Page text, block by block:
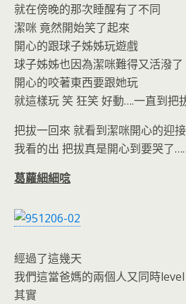
就在傍晚的那次睡醒有了不同
潔咪 竟然開始笑了起來
開心的跟球子姊姊玩遊戲
球子姊姊也因為潔咪難得又活潑了
開心的咬著東西要跟她玩
就這樣玩 笑 狂笑 好動….一直到把
把拔一回來 就看到潔咪開心的迎
我看的出 把拔真是開心到要哭了
葛蘿細細唸
經過了這幾天
我們這當爸媽的兩個人又同時
其實